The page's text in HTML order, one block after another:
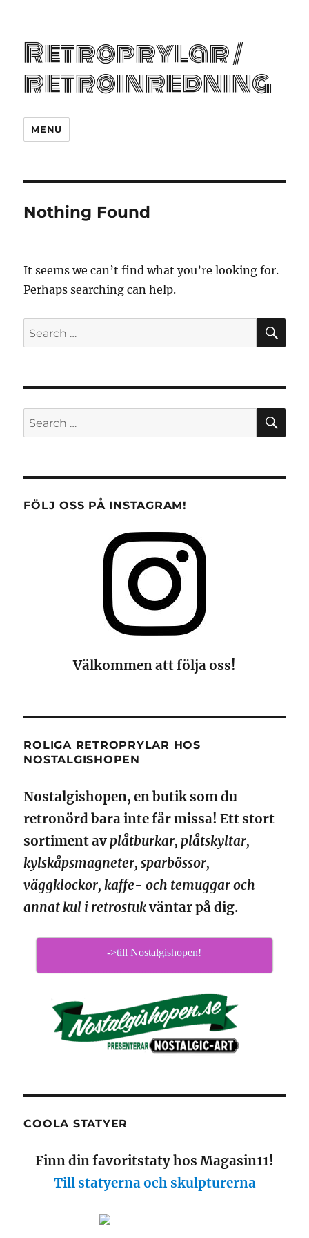
Retroprylar /
retroinredning
MENU
Nothing Found
It seems we can’t find what you’re looking for.
Perhaps searching can help.
Search
for:
Search
for:
FÖLJ OSS PÅ INSTAGRAM!
Välkommen att följa oss!
ROLIGA RETROPRYLAR HOS
NOSTALGISHOPEN
Nostalgishopen, en butik som du
retronörd bara inte får missa! Ett stort
sortiment avplåtburkar, plåtskyltar,
kylskåpsmagneter, sparbössor,
väggklockor, kaffe- och temuggar och
annat kul i retrostukväntar på dig.
->till Nostalgishopen!
COOLA STATYER
Finn din favoritstaty hos Magasin11!
Till statyerna och skulpturerna